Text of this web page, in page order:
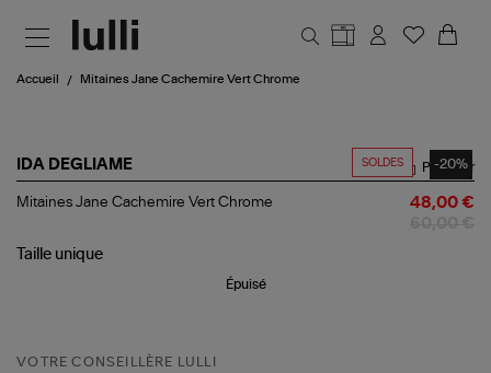
Accueil Mitaines Jane Cachemire Vert Chrome
SOLDES -20%
IDA DEGLIAME
Mitaines
Vert
Partager
Mitaines Jane Cachemire Vert Chrome 48,00 €
Taille unique
Épuisé
VOTRE CONSEILLÈRE LULLI